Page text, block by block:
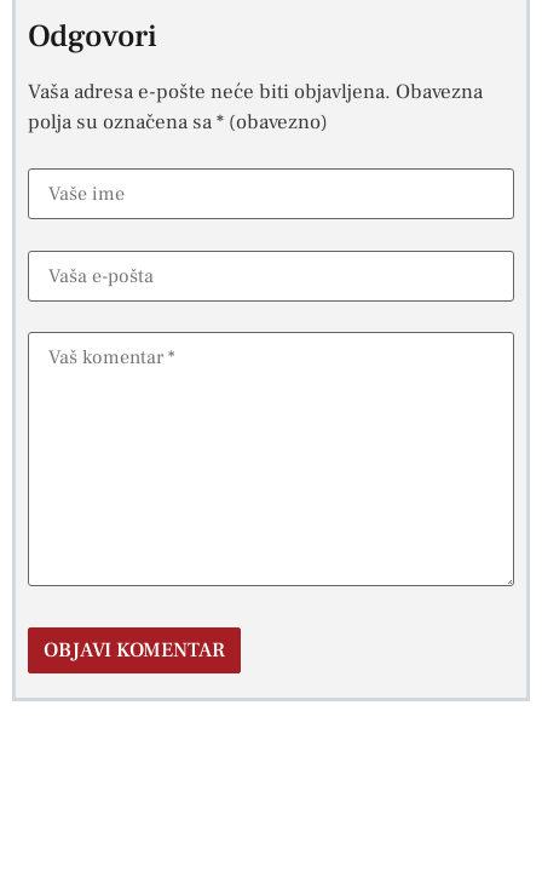
Odgovori
Vaša adresa e-pošte neće biti objavljena. Obavezna
polja su označena sa* (obavezno)